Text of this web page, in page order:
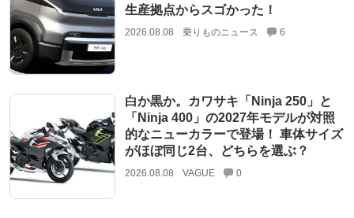
生産拠点からスゴかった！
2026.08.08 乗りものニュース 6
白か黒か。カワサキ「Ninja 250」と
「Ninja 400」の2027年モデルが対照
的なニューカラーで登場！ 車体サイズ
がほぼ同じ2台、どちらを選ぶ？
2026.08.08 VAGUE 0